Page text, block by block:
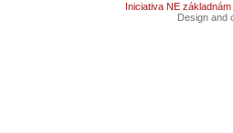
Iniciativa NE základnám
Design and